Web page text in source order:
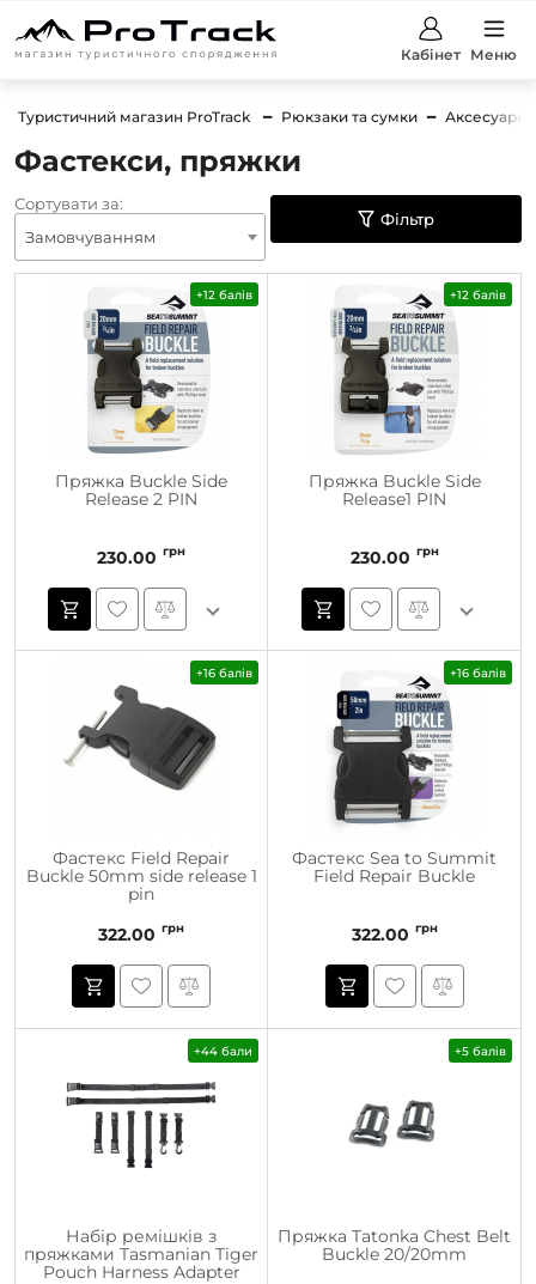
Кабінет Меню
Туристичний магазин ProTrack Рюкзаки та сумки Аксесуари
Фастекси, пряжки
Сортувати за:
Замовчуванням
Фільтр
+12 балів
Пряжка Buckle Side
Release 2 PIN
230.00 грн
+12 балів
Пряжка Buckle Side
Release1 PIN
230.00 грн
+16 балів
Фастекс Field Repair
Buckle 50mm side release 1
pin
322.00 грн
+16 балів
Фастекс Sea to Summit
Field Repair Buckle
322.00 грн
+44 бали
Набір ремішків з
пряжками Tasmanian Tiger
Pouch Harness Adapter
+5 балів
Пряжка Tatonka Chest Belt
Buckle 20/20mm